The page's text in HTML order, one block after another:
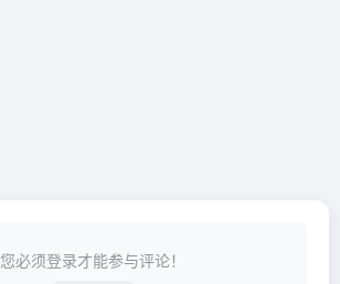
您必须登录才能参与评论！